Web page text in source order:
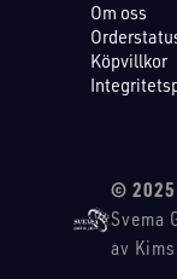
Om oss
Köpvillkor
© 2025
Svema
av